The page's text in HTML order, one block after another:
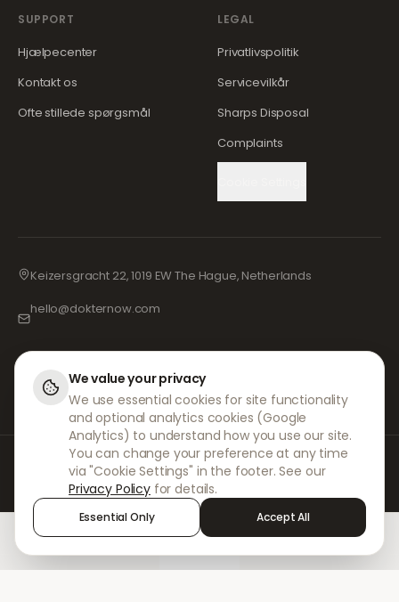
SUPPORT
Hjælpecenter
Kontakt os
Ofte stillede spørgsmål
LEGAL
Privatlivspolitik
Servicevilkår
Sharps Disposal
Complaints
Keizersgracht 22, 1019 EW The Hague, Netherlands
hello@dokternow.com
Hos DokterNow arbejder vi med fuldt registrerede læger, apoteker og
erfarne fagfolk for at sikre, at dine recepter håndteres sikkert og med den
største omhu. Vores registrerede uafhængige ordinerende læger
håndterer alle konsultationer og recepter. Vores partnerapoteker står for
udlevering og forsendelse af medicin.
We value your privacy
We use essential cookies for site functionality
and optional analytics cookies (Google
Analytics) to understand how you use our site.
You can change your preference at any time
via "Cookie Settings" in the footer. See our
Privacy Policy for details.
Essential Only Accept All
Sign in